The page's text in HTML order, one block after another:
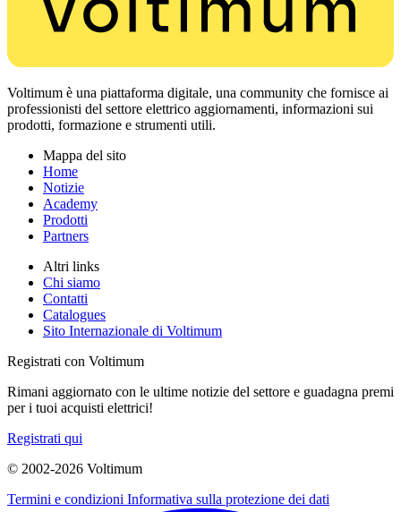
Voltimum è una piattaforma digitale, una community che fornisce ai
professionisti del settore elettrico aggiornamenti, informazioni sui
prodotti, formazione e strumenti utili.
Mappa del sito
Home
Notizie
Academy
Prodotti
Partners
Altri links
Chi siamo
Contatti
Catalogues
Sito Internazionale di Voltimum
Registrati con Voltimum
Rimani aggiornato con le ultime notizie del settore e guadagna premi
per i tuoi acquisti elettrici!
Registrati qui
© 2002-2026 Voltimum
Termini e condizioni Informativa sulla protezione dei dati